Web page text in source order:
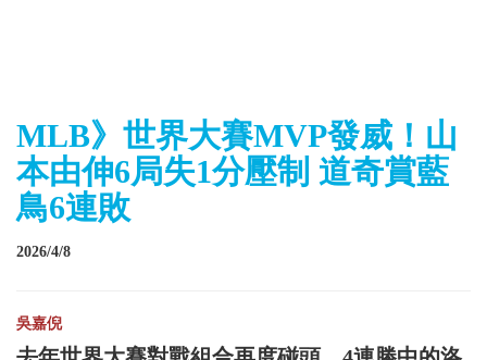
MLB》世界大賽MVP發威！山
本由伸6局失1分壓制 道奇賞藍
鳥6連敗
2026/4/8
吳嘉倪